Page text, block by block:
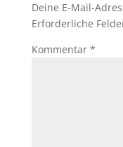
Deine E-Mail-
Erforderliche
Kommentar *